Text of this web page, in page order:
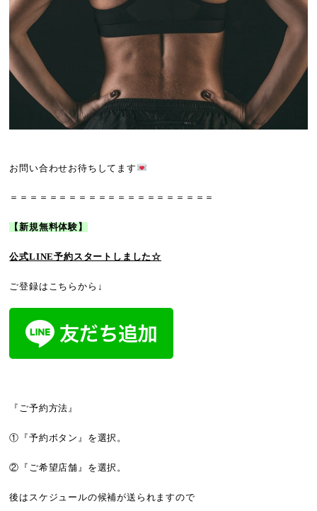
お問い合わせお待ちしてます
＝＝＝＝＝＝＝＝＝＝＝＝＝＝＝＝＝＝＝＝＝
【新規無料体験】
公式LINE予約スタートしました☆
ご登録はこちらから↓
『ご予約方法』
①『予約ボタン』を選択。
②『ご希望店舗』を選択。
後はスケジュールの候補が送られますので